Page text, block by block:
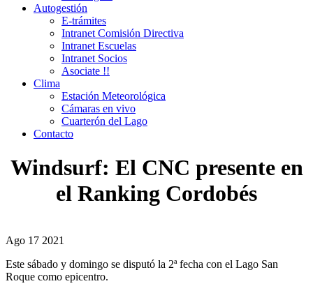
Autogestión
E-trámites
Intranet Comisión Directiva
Intranet Escuelas
Intranet Socios
Asociate !!
Clima
Estación Meteorológica
Cámaras en vivo
Cuarterón del Lago
Contacto
Windsurf: El CNC presente en
el Ranking Cordobés
Ago 17 2021
Este sábado y domingo se disputó la 2ª fecha con el Lago San
Roque como epicentro.